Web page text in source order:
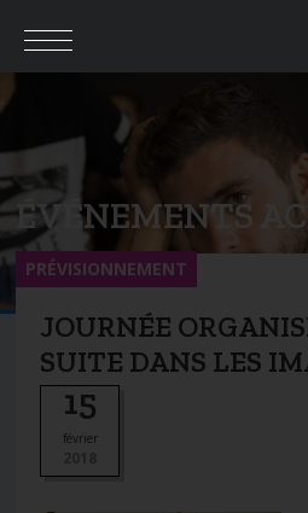
ÉVÉNEMENTS
JOURNÉE
SUITE DANS LES
15
février
PRÉVISIONNEMENT